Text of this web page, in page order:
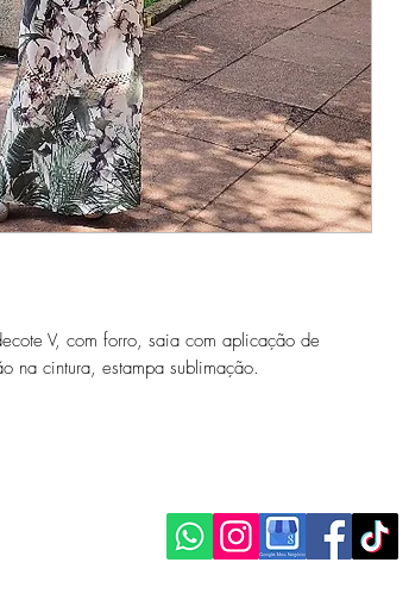
V, com forro, saia com aplicação de
na cintura, estampa sublimação.